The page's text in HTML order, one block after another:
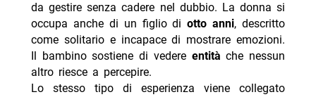
da gestire senza cadere nel dubbio. La donna si
occupa anche di un figlio diotto anni, descritto
come solitario e incapace di mostrare emozioni.
Il bambino sostiene di vedere entità che nessun
altro riesce a percepire.
Lo stesso tipo di esperienza viene collegato